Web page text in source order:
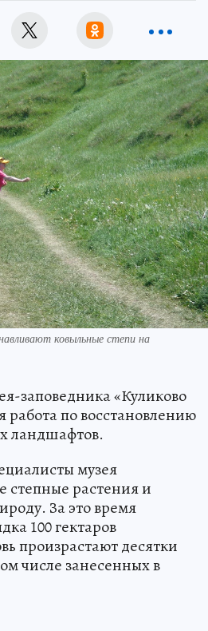
ковыльные степи на
заповедника «Куликово
работа по восстановлению
ландшафтов.
музея
растения и
За это время
100 гектаров
произрастают десятки
числе занесенных в